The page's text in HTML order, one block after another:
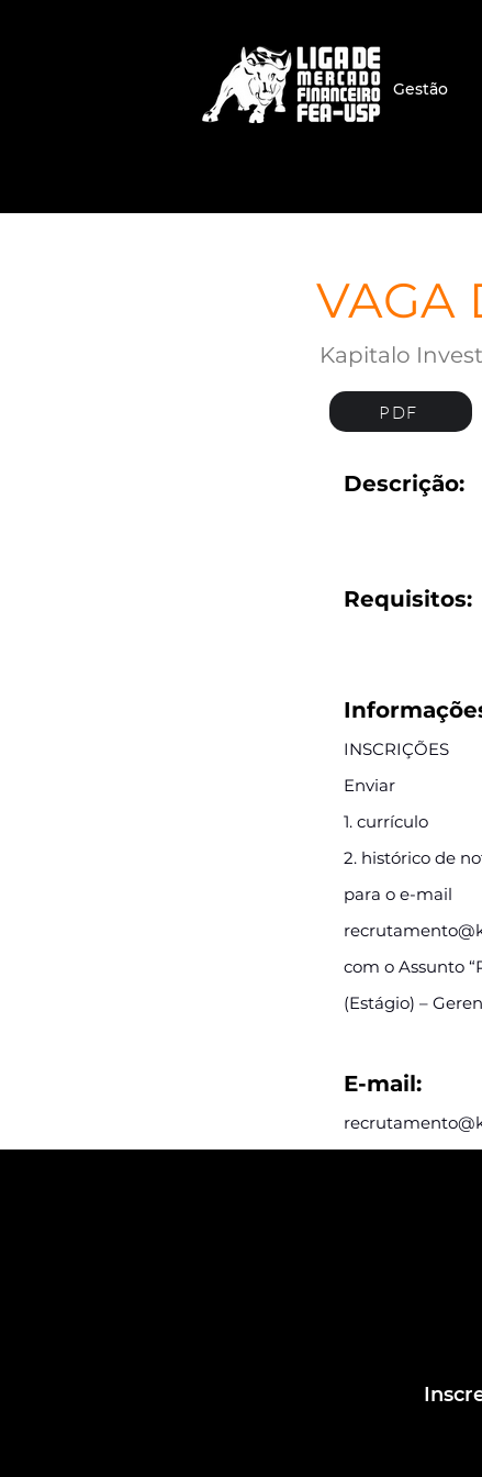
Gestão
VAGA
Kapitalo
PDF
Descrição:
Requisitos:
INSCRIÇÕES
Enviar
1. currículo
2. histórico de
para o e-mail
com o Assunto
(Estágio) –
E-mail: